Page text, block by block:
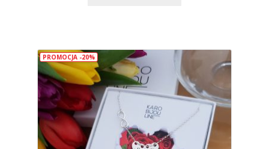
Opcje
można
wybrać
na
stronie
produktu
PROMOCJA -20%